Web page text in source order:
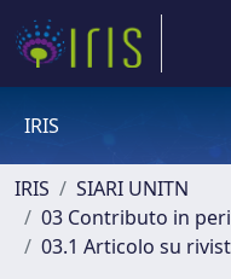
IRIS
IRIS
SIARI UNITN
03 Contributo in
03.1 Articolo su